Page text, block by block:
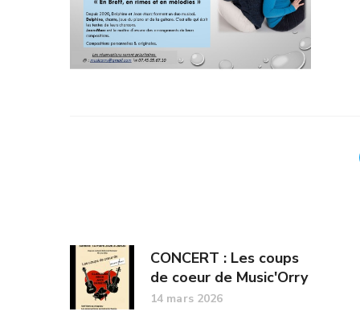
CONCERT : Les coups
de coeur de Music'Orry
14 mars 2026